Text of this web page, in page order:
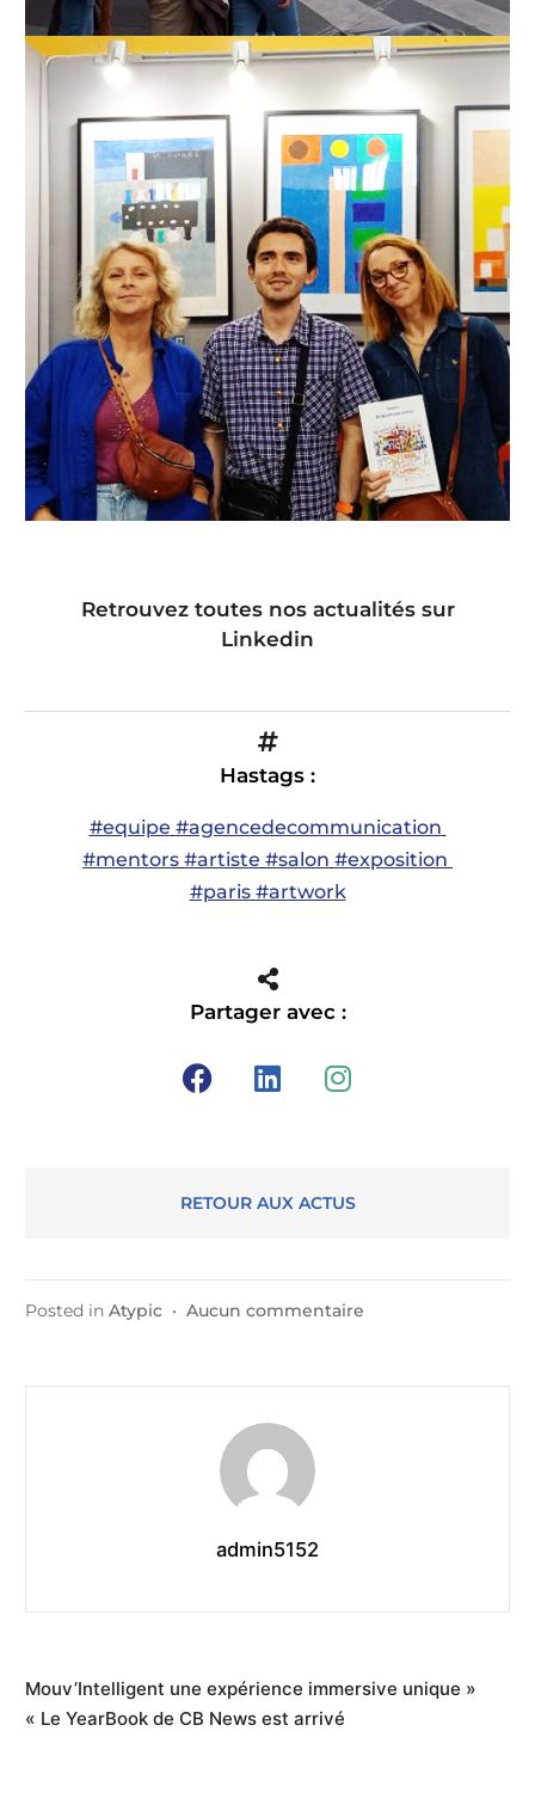
Retrouvez toutes nos actualités sur
Linkedin
Hastags :
#equipe #agencedecommunication
#mentors #artiste #salon #exposition
#paris #artwork
Partager avec :
RETOUR AUX ACTUS
Posted in Atypic • Aucun commentaire
admin5152
Mouv’Intelligent une expérience immersive unique »
« Le YearBook de CB News est arrivé